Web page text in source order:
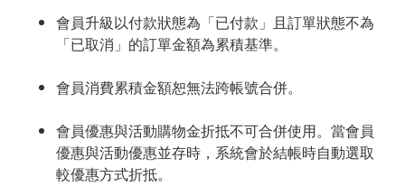
會員升級以付款狀態為「已付款」且訂單狀態不為
「已取消」的訂單金額為累積基準。
會員消費累積金額恕無法跨帳號合併。
會員優惠與活動購物金折抵不可合併使用。當會員
優惠與活動優惠並存時，系統會於結帳時自動選取
較優惠方式折抵。